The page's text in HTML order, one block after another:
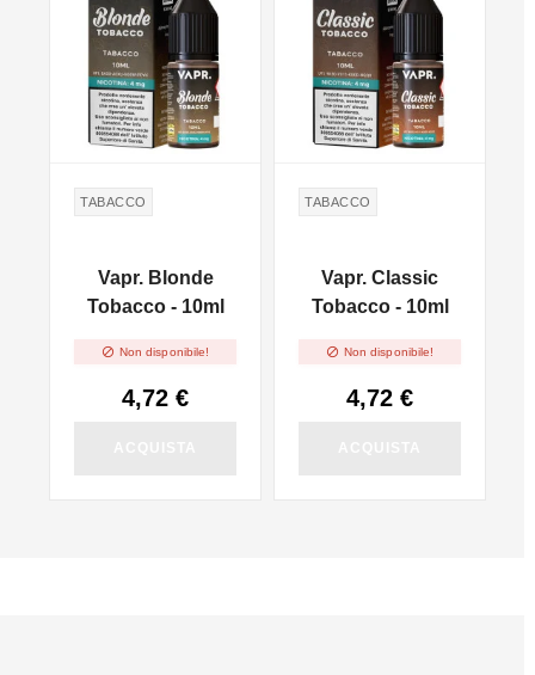
TABACCO
Vapr. Blonde
Tobacco - 10ml
 Non disponibile!
4,72 €
TABACCO
Vapr. Classic
Tobacco - 10ml
 Non disponibile!
4,72 €